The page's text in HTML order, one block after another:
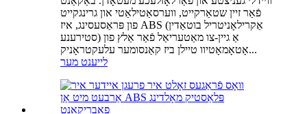
פֿאַר זיין שטאַרקייט, ווערסאַטילאַטי און גרינגקייט
פון פּראַסעסינג, איז ABS (אַקרילאָניטריל בוטאַדין
סטירענע) אַ גיין-צו מאַטעריאַל פֿאַר אַלץ פון
אָטאָמאָטיוו טיילן ביז קאַנסומער עלעקטראָניק...
לייענט מער